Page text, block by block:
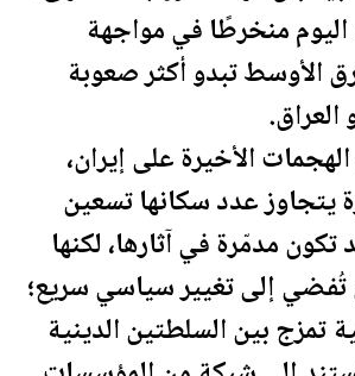
منخرطًا في مواجهة
الأوسط تبدو أكثر صعوبة
العراق.
الأخيرة على إيران،
يتجاوز عدد سكانها تسعين
مدمّرة في آثارها، لكنها
تُفضي إلى تغيير سياسي سريع؛
تمزج بين السلطتين الدينية